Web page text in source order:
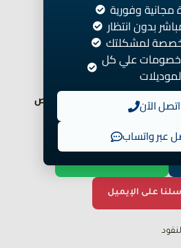
المزور : دليل عملي بالفحص
على الإيميل
مجانية وفورية
بدون انتظار
لمشكلتك
علي كل
اتصل الآن
عبر واتساب